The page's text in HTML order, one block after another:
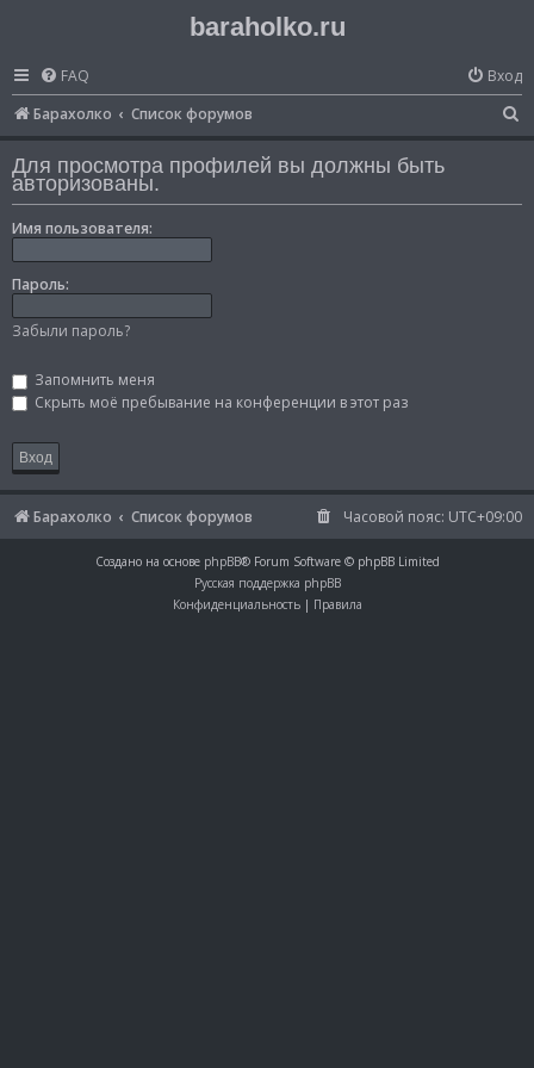
baraholko.ru
FAQ
Вход
Барахолко
Список форумов
о
с
Для просмотра профилей вы должны быть
авторизованы.
Имя пользователя:
Пароль:
Забыли пароль?
Запомнить меня
Скрыть моё пребывание на конференции в этот раз
Барахолко Список форумов Часовой пояс: UTC+09:00
Создано на основе phpBB® Forum Software © phpBB Limited
Русская поддержка phpBB
Конфиденциальность| Правила